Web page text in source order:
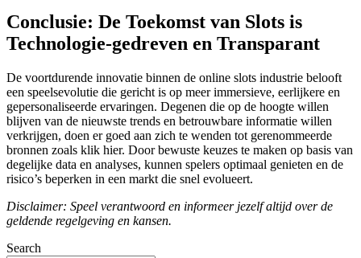
Conclusie: De Toekomst van Slots is
Technologie-gedreven en Transparant
De voortdurende innovatie binnen de online slots industrie belooft
een speelsevolutie die gericht is op meer immersieve, eerlijkere en
gepersonaliseerde ervaringen. Degenen die op de hoogte willen
blijven van de nieuwste trends en betrouwbare informatie willen
verkrijgen, doen er goed aan zich te wenden tot gerenommeerde
bronnen zoals klik hier. Door bewuste keuzes te maken op basis van
degelijke data en analyses, kunnen spelers optimaal genieten en de
risico’s beperken in een markt die snel evolueert.
Disclaimer: Speel verantwoord en informeer jezelf altijd over de
geldende regelgeving en kansen.
Search